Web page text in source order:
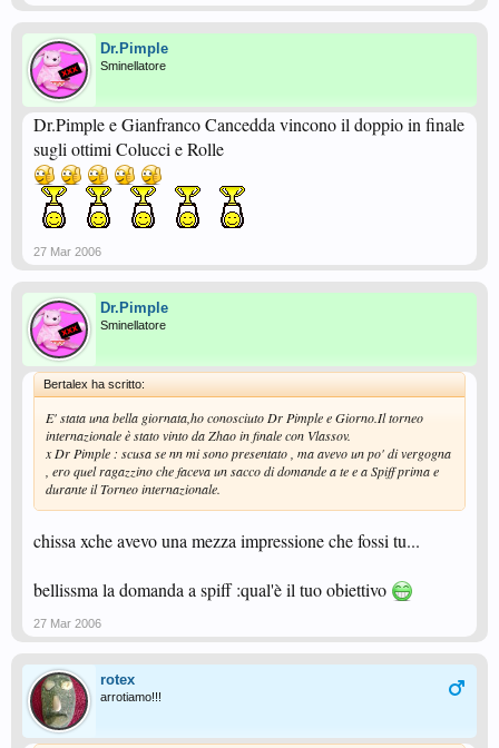
Dr.Pimple
Sminellatore
Dr.Pimple e Gianfranco Cancedda vincono il doppio in finale
sugli ottimi Colucci e Rolle
27 Mar 2006
Dr.Pimple
Sminellatore
Bertalex ha scritto:
E' stata una bella giornata,ho conosciuto Dr Pimple e Giorno.Il torneo
internazionale è stato vinto da Zhao in finale con Vlassov.
x Dr Pimple : scusa se nn mi sono presentato , ma avevo un po' di vergogna
, ero quel ragazzino che faceva un sacco di domande a te e a Spiff prima e
durante il Torneo internazionale.
chissa xche avevo una mezza impressione che fossi tu...
bellissma la domanda a spiff :qual'è il tuo obiettivo
27 Mar 2006
rotex
arrotiamo!!!